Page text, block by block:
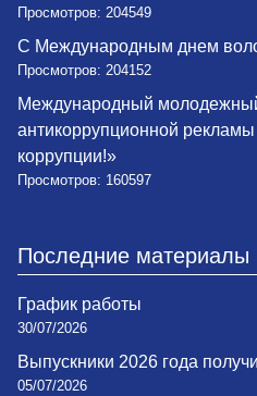
Просмотров: 204549
С Международным днем
Просмотров: 204152
Международный
антикоррупционной
коррупции!»
Просмотров: 160597
Последние материалы
График работы
30/07/2026
Выпускники 2026 года
05/07/2026